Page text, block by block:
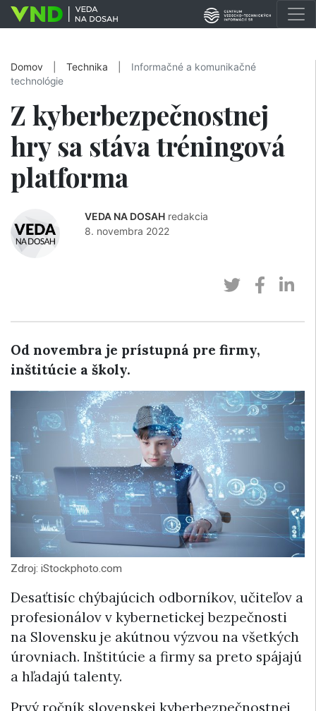
Domov Technika
Informačné a komunikačné
technológie
Z kyberbezpečnostnej
hry sa stáva tréningová
platforma
VEDA NA DOSAH redakcia
8. novembra 2022
Od novembra je prístupná pre firmy,
inštitúcie a školy.
Zdroj: iStockphoto.com
Desaťtisíc chýbajúcich odborníkov, učiteľov a
profesionálov v kybernetickej bezpečnosti
na Slovensku je akútnou výzvou na všetkých
úrovniach. Inštitúcie a firmy sa preto spájajú
a hľadajú talenty.